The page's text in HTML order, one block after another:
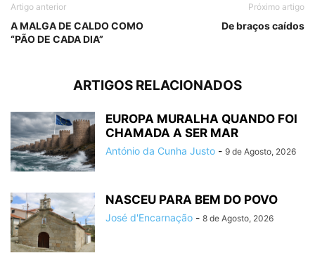
Artigo anterior
A MALGA DE CALDO COMO
“PÃO DE CADA DIA”
Próximo artigo
De braços caídos
ARTIGOS RELACIONADOS
EUROPA MURALHA QUANDO FOI
CHAMADA A SER MAR
António da Cunha Justo - 9 de Agosto, 2026
NASCEU PARA BEM DO POVO
José d'Encarnação - 8 de Agosto, 2026